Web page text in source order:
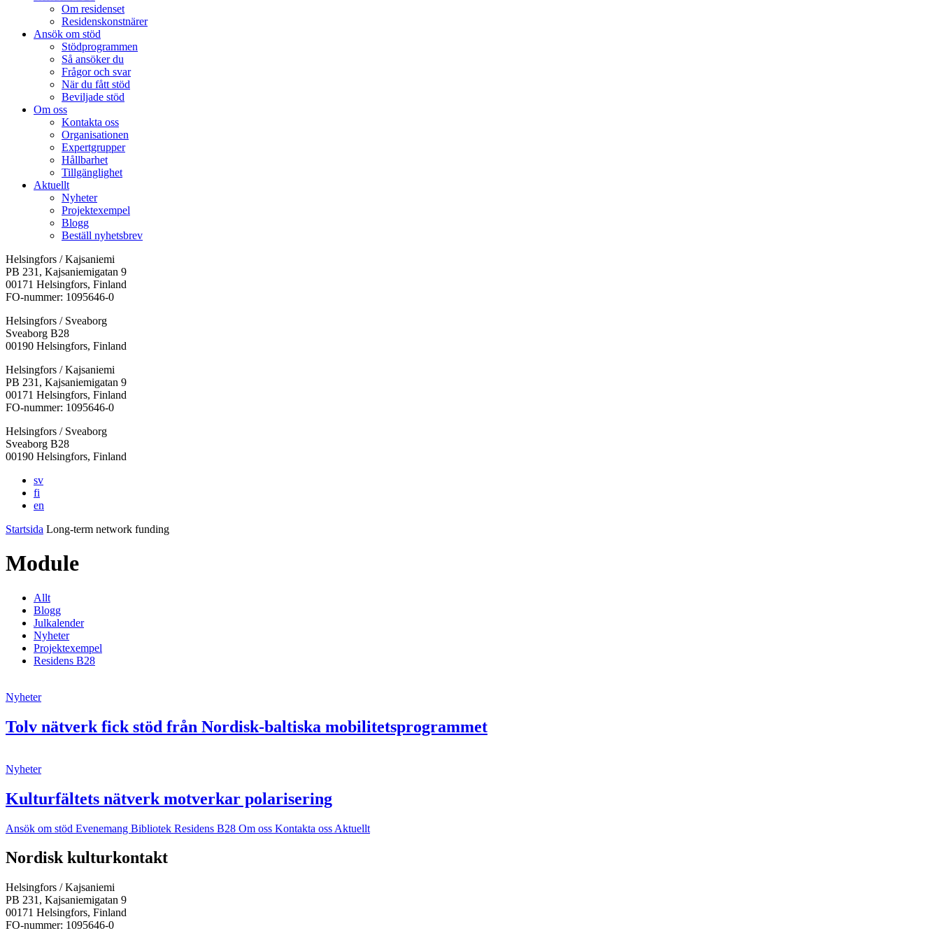
Om residenset
Residenskonstnärer
Ansök om stöd
Stödprogrammen
Så ansöker du
Frågor och svar
När du fått stöd
Beviljade stöd
Om oss
Kontakta oss
Organisationen
Expertgrupper
Hållbarhet
Tillgänglighet
Aktuellt
Nyheter
Projektexempel
Blogg
Beställ nyhetsbrev
Helsingfors / Kajsaniemi
PB 231, Kajsaniemigatan 9
00171 Helsingfors, Finland
FO-nummer: 1095646-0
Helsingfors / Sveaborg
Sveaborg B28
00190 Helsingfors, Finland
Facebook:
Öppnas
i
en
flik
Instagram:
Öppnas
i
en
flik
TikTok:
Öppnas
i
en
flik
Youtube:
Öppnas
i
en
flik
Vimeo:
Öppnas
i
en
flik
Helsingfors / Kajsaniemi
PB 231, Kajsaniemigatan 9
00171 Helsingfors, Finland
FO-nummer: 1095646-0
Helsingfors / Sveaborg
Sveaborg B28
00190 Helsingfors, Finland
sv
fi
en
Startsida Long-term network funding
Module
Allt
Blogg
Julkalender
Nyheter
Projektexempel
Residens B28
Nyheter
Tolv nätverk fick stöd från Nordisk-baltiska mobilitetsprogrammet
Nyheter
Kulturfältets nätverk motverkar polarisering
Ansök om stöd Evenemang Bibliotek Residens B28 Om oss Kontakta oss Aktuellt
Facebook:
Öppnas
en
ny
flik
Instagram:
Öppnas
en
ny
flik
TikTok:
Öppnas
en
ny
flik
Youtube:
Öppnas
en
ny
flik
Vimeo:
Öppnas
en
ny
flik
Nordisk kulturkontakt
Helsingfors / Kajsaniemi
PB 231, Kajsaniemigatan 9
00171 Helsingfors, Finland
FO-nummer: 1095646-0